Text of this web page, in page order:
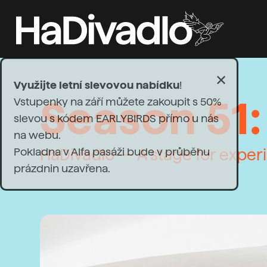
✕
Využijte letní slevovou nabídku!
Vstupenky na září můžete zakoupit s 50%
slevou s kódem EARLYBIRDS přímo u nás
na webu.
Pokladna v Alfa pasáži bude v průběhu
prázdnin uzavřena.
Season
HaDivadlo — A stage for